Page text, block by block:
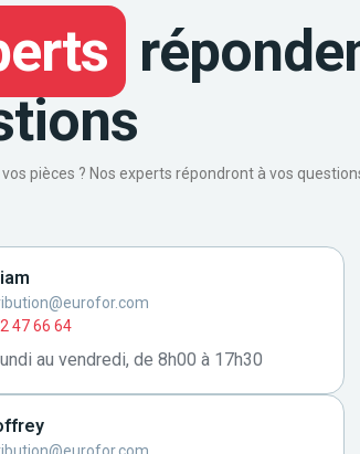
pièces ? Nos experts répondront à vos
47 66 64
au vendredi, de 8h00 à 17h30